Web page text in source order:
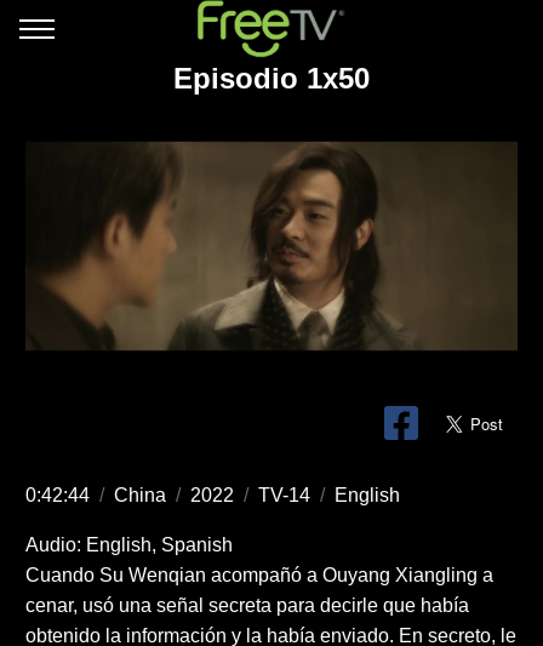
Episodio 1x50
0:42:44 / China / 2022 / TV-14 / English
Audio: English, Spanish
Cuando Su Wenqian acompañó a Ouyang Xiangling a
cenar, usó una señal secreta para decirle que había
obtenido la información y la había enviado. En secreto, le